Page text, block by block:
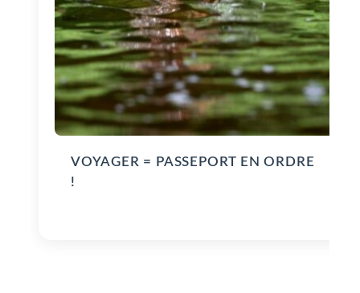
VOYAGER = PASSEPORT EN ORDRE
!